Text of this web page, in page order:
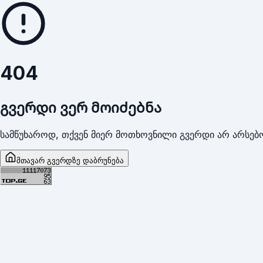
404
გვერდი ვერ მოიძებნა
სამწუხაროდ, თქვენ მიერ მოთხოვნილი გვერდი არ
მთავარ გვერდზე დაბრუნება